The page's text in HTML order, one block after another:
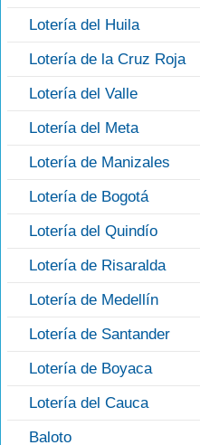
Lotería del Huila
Lotería de la Cruz Roja
Lotería del Valle
Lotería del Meta
Lotería de Manizales
Lotería de Bogotá
Lotería del Quindío
Lotería de Risaralda
Lotería de Medellín
Lotería de Santander
Lotería de Boyaca
Lotería del Cauca
Baloto